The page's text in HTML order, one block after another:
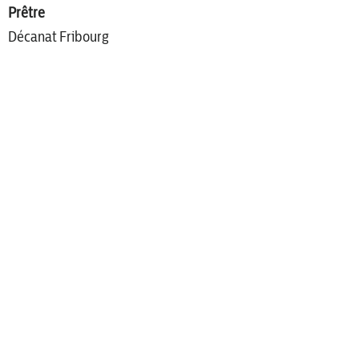
Prêtre
Décanat Fribourg